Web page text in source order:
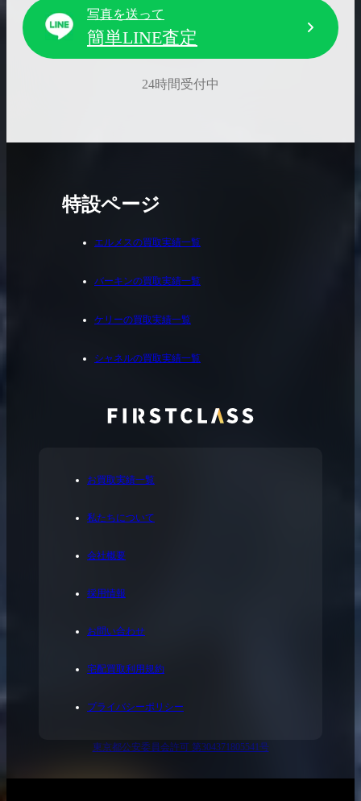
写真を送って
簡単LINE査定
24時間受付中
お買取実績一覧
私たちについて
会社概要
採用情報
お問い合わせ
宅配買取利用規約
プライバシーポリシー
東京都公安委員会許可 第304371805541号
特設ページ
エルメスの買取実績一覧
バーキンの買取実績一覧
ケリーの買取実績一覧
シャネルの買取実績一覧